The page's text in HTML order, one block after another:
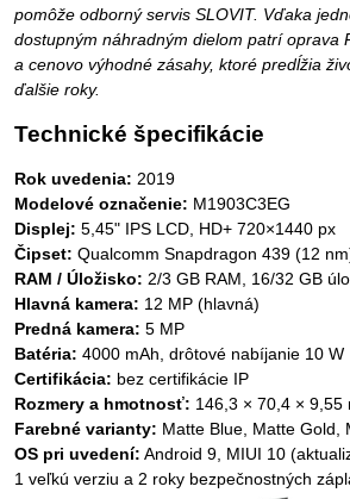
pomôže odborný servis SLOVIT. Vďaka
dostupným náhradným dielom patrí oprava
a cenovo výhodné zásahy, ktoré predĺžia
ďalšie roky.
Technické špecifikácie
Rok uvedenia: 2019
Modelové označenie: M1903C3EG
Displej: 5,45" IPS LCD, HD+ 720×1440 px
Čipset: Qualcomm Snapdragon 439 (12
RAM / Úložisko: 2/3 GB RAM, 16/32 GB
Hlavná kamera: 12 MP (hlavná)
Predná kamera: 5 MP
Batéria: 4000 mAh, drôtové nabíjanie 10 W
Certifikácia: bez certifikácie IP
Rozmery a hmotnosť: 146,3 × 70,4 × 9,55
Farebné varianty: Matte Blue, Matte Gold,
OS pri uvedení: Android 9, MIUI 10
1 veľkú verziu a 2 roky bezpečnostných